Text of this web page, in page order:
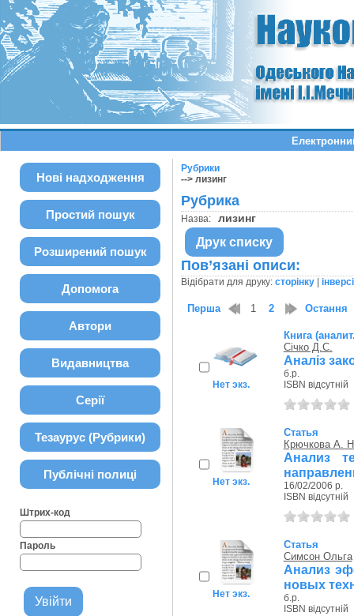
Нові надходження
Простий пошук
Розширений пошук
Допомога
Автори
Видавництва
Серії
Тезаурус (Рубрики)
Публічні полиці
Штрих-код
Пароль
Рубрики
--> лизинг
Рубрика
Назва: лизинг
Друк списку
Пов’язані описи:
Відібрати для друку: сторінку|
Перша 1 2 Остання
Нет экз.
Книга
Січко Д.С.
Аналіз
б.р.
ISBN відсутній
Нет экз.
Статья
Крючкова А.
Анализ
16/02/2006 р.
ISBN відсутній
Нет экз.
Статья
Симсон Ольга
Анализ
новых
б.р.
ISBN відсутній